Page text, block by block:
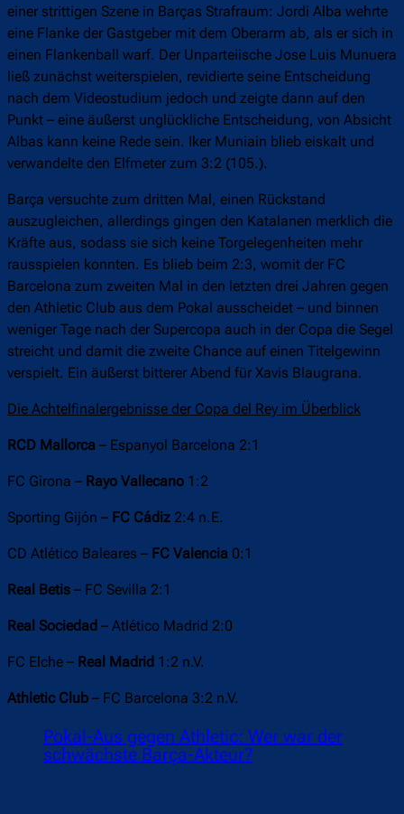
einer strittigen Szene in Barças Strafraum: Jordi Alba wehrte
eine Flanke der Gastgeber mit dem Oberarm ab, als er sich in
einen Flankenball warf. Der Unparteiische Jose Luis Munuera
ließ zunächst weiterspielen, revidierte seine Entscheidung
nach dem Videostudium jedoch und zeigte dann auf den
Punkt – eine äußerst unglückliche Entscheidung, von Absicht
Albas kann keine Rede sein. Iker Muniain blieb eiskalt und
verwandelte den Elfmeter zum 3:2 (105.).
Barça versuchte zum dritten Mal, einen Rückstand
auszugleichen, allerdings gingen den Katalanen merklich die
Kräfte aus, sodass sie sich keine Torgelegenheiten mehr
rausspielen konnten. Es blieb beim 2:3, womit der FC
Barcelona zum zweiten Mal in den letzten drei Jahren gegen
den Athletic Club aus dem Pokal ausscheidet – und binnen
weniger Tage nach der Supercopa auch in der Copa die Segel
streicht und damit die zweite Chance auf einen Titelgewinn
verspielt. Ein äußerst bitterer Abend für Xavis Blaugrana.
Die Achtelfinalergebnisse der Copa del Rey im Überblick
RCD Mallorca – Espanyol Barcelona 2:1
FC Girona – Rayo Vallecano 1:2
Sporting Gijón – FC Cádiz 2:4 n.E.
CD Atlético Baleares – FC Valencia 0:1
Real Betis – FC Sevilla 2:1
Real Sociedad – Atlético Madrid 2:0
FC Elche – Real Madrid 1:2 n.V.
Athletic Club – FC Barcelona 3:2 n.V.
Pokal-Aus gegen Athletic: Wer war der
schwächste Barça-Akteur?